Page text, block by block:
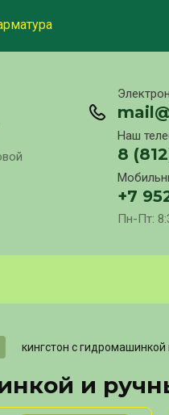
Наш
8
+7
Пн-Пт:
кингстон с
и